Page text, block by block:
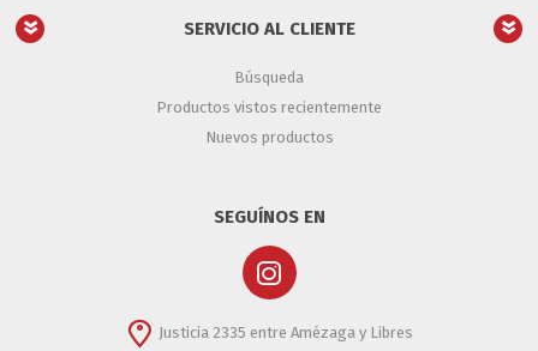
SERVICIO AL CLIENTE
Búsqueda
Productos vistos recientemente
Nuevos productos
SEGUÍNOS EN
Justicia 2335 entre Amézaga y Libres